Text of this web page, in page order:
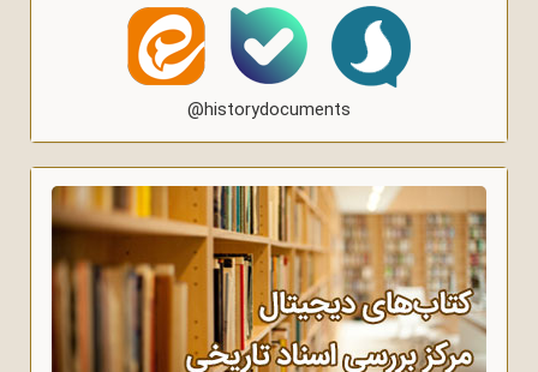
@historydocuments